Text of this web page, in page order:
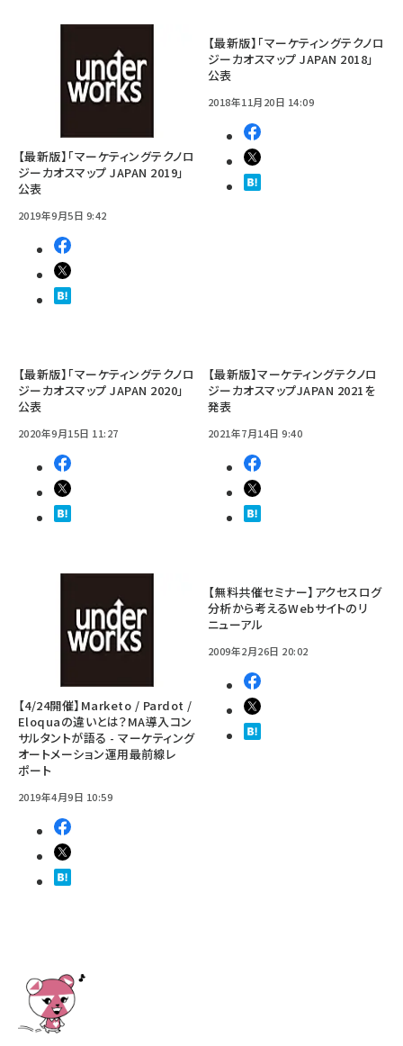
【最新版】「マーケティングテクノロ
ジーカオスマップ JAPAN 2019」
公表
2019年9月5日 9:42
【最新版】「マーケティングテクノロ
ジーカオスマップ JAPAN 2018」
公表
2018年11月20日 14:09
【最新版】「マーケティングテクノロ
ジーカオスマップ JAPAN 2020」
公表
2020年9月15日 11:27
【最新版】マーケティングテクノロ
ジーカオスマップJAPAN 2021を
発表
2021年7月14日 9:40
【4/24開催】Marketo / Pardot /
Eloquaの違いとは？MA導入コン
サルタントが語る - マーケティング
オートメーション運用最前線レ
ポート
2019年4月9日 10:59
【無料共催セミナー】アクセスログ
分析から考えるWebサイトのリ
ニューアル
2009年2月26日 20:02